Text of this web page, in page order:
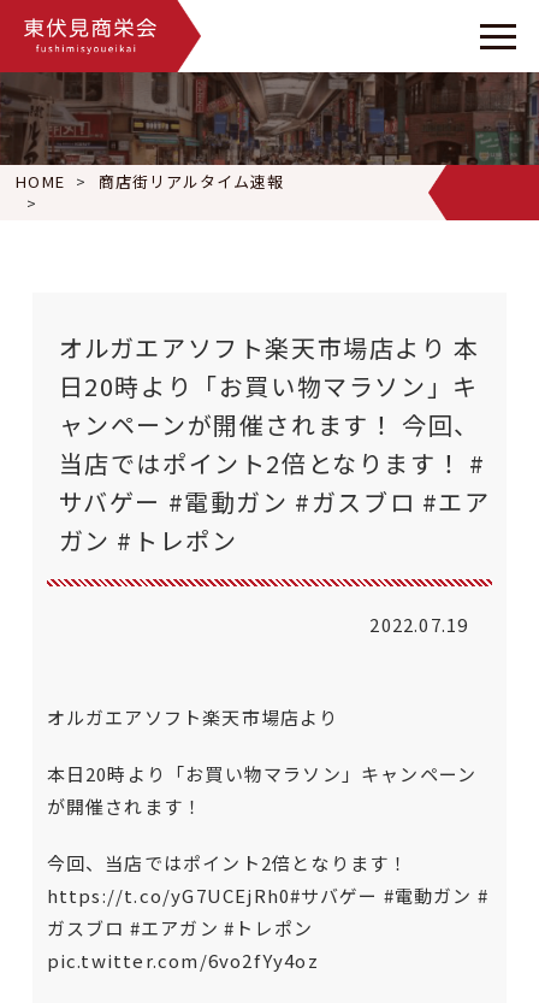
HOME
商店街リアルタイム速報
オルガエアソフト楽天市場店より 本日20時より「お買い物マ
オルガエアソフト楽天市場店より 本
日20時より「お買い物マラソン」キ
ャンペーンが開催されます！ 今回、
当店ではポイント2倍となります！ #
サバゲー #電動ガン #ガスブロ #エア
ガン #トレポン
2022.07.19
オルガエアソフト楽天市場店より
本日20時より「お買い物マラソン」キャンペーン
が開催されます！
今回、当店ではポイント2倍となります！
https://t.co/yG7UCEjRh0#サバゲー #電動ガン #
ガスブロ #エアガン #トレポン
pic.twitter.com/6vo2fYy4oz